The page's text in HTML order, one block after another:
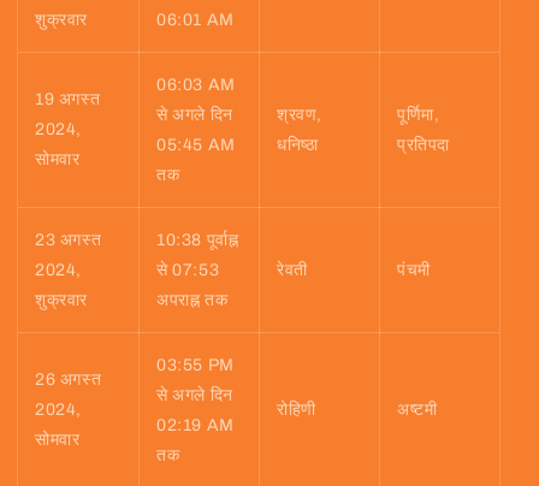
शुक्रवार
06:01 AM
19 अगस्त
2024,
सोमवार
06:03 AM
से अगले दिन
05:45 AM
तक
श्रवण,
धनिष्ठा
पूर्णिमा,
प्रतिपदा
23 अगस्त
2024,
शुक्रवार
10:38 पूर्वाह्न
से 07:53
अपराह्न तक
रेवती पंचमी
26 अगस्त
2024,
सोमवार
03:55 PM
से अगले दिन
02:19 AM
तक
रोहिणी अष्टमी